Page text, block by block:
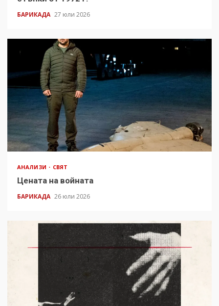
БАРИКАДА 27 юли 2026
АНАЛИЗИ СВЯТ
Цената на войната
БАРИКАДА 26 юли 2026